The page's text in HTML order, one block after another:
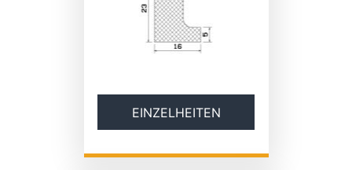
EINZELHEITEN